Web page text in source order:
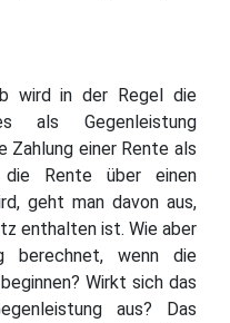
wird in der Regel die
als Gegenleistung
Zahlung einer Rente als
die Rente über einen
geht man davon aus,
enthalten ist. Wie aber
berechnet, wenn die
Wirkt sich das
aus? Das